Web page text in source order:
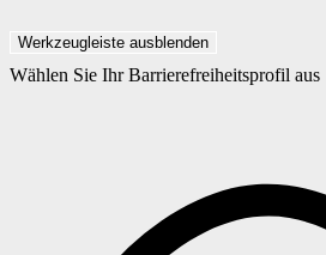
Werkzeugleiste ausblenden
Wählen Sie Ihr Barrierefreiheitsprofil aus